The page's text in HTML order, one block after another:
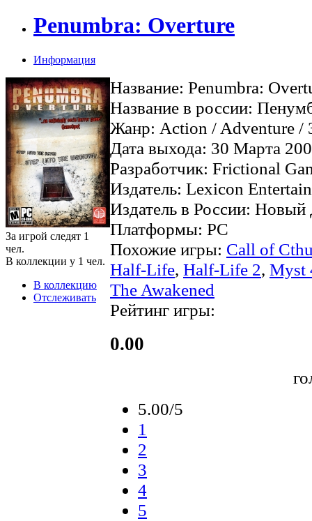
Penumbra: Overture
Информация
За игрой следят 1
чел.
В коллекции у 1 чел.
В коллекцию
Отслеживать
Название: Penumbra:
Название в россии:
Жанр: Action / Adventure /
Дата выхода: 30 Марта
Разработчик: Frictional
Издатель: Lexicon
Издатель в России: Новый
Платформы: PC
Похожие игры: Call of
Half-Life, Half-Life 2, Myst
The Awakened
Рейтинг игры:
0.00
5.00/5
1
2
3
4
5